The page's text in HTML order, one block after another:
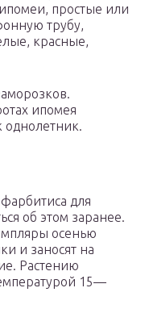
простые или
трубу,
красные,
ипомея
однолетник.
для
об этом заранее.
осенью
и заносят на
Растению
15—